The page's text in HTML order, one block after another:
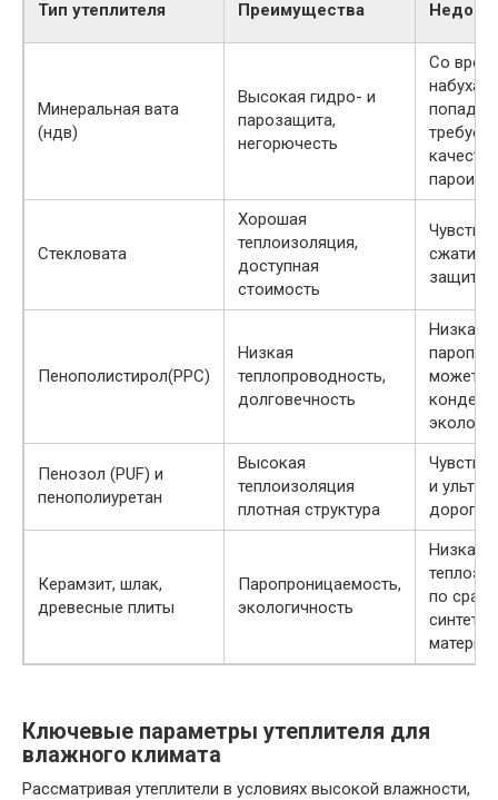
Тип утеплителя Преимущества
Минеральная вата
(ндв)
Высокая гидро- и
парозащита,
негорючесть
Со
требует
Стекловата
Хорошая
теплоизоляция,
доступная
стоимость
сжатию,
защиты
Пенополистирол(PPС)
Низкая
теплопроводность,
долговечность
Низкая
может
Пенозол (PUF) и
пенополиуретан
Высокая
теплоизоляция
плотная структура
и
Керамзит, шлак,
древесные плиты
Паропроницаемость,
экологичность
Низкая
по
Ключевые параметры утеплителя для
влажного климата
Рассматривая утеплители в условиях высокой влажности,